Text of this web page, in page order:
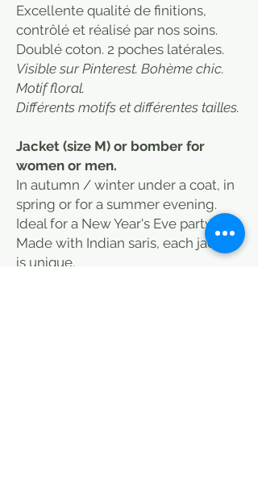
Excellente qualité de finitions,
contrôlé et réalisé par nos soins.
Doublé coton. 2 poches latérales.
Visible sur Pinterest. Bohème chic.
Motif floral.
Différents motifs et différentes tailles.
Jacket (size M) or bomber for
women or men.
In autumn / winter under a coat, in
spring or for a summer evening.
Ideal for a New Year's Eve party.
Made with Indian saris, each jacket
is unique.